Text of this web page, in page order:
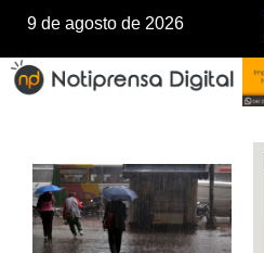
9 de agosto de 2026